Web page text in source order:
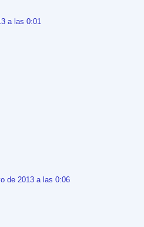
a las 0:01
de 2013 a las 0:06